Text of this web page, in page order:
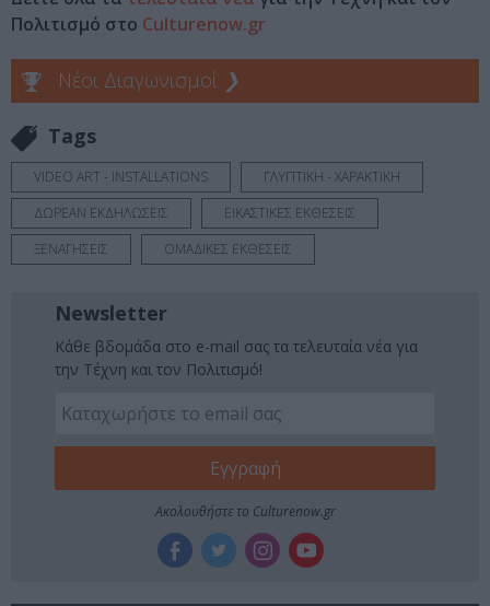
Πολιτισμό στο Culturenow.gr
Νέοι Διαγωνισμοί ❯
Tags
VIDEO ART - INSTALLATIONS
ΓΛΥΠΤΙΚΗ - ΧΑΡΑΚΤΙΚΗ
ΔΩΡΕΑΝ ΕΚΔΗΛΩΣΕΙΣ
ΕΙΚΑΣΤΙΚΕΣ ΕΚΘΕΣΕΙΣ
ΞΕΝΑΓΗΣΕΙΣ
ΟΜΑΔΙΚΕΣ ΕΚΘΕΣΕΙΣ
Newsletter
Κάθε βδομάδα στο e-mail σας τα τελευταία νέα για
την Τέχνη και τον Πολιτισμό!
Ακολουθήστε το Culturenow.gr